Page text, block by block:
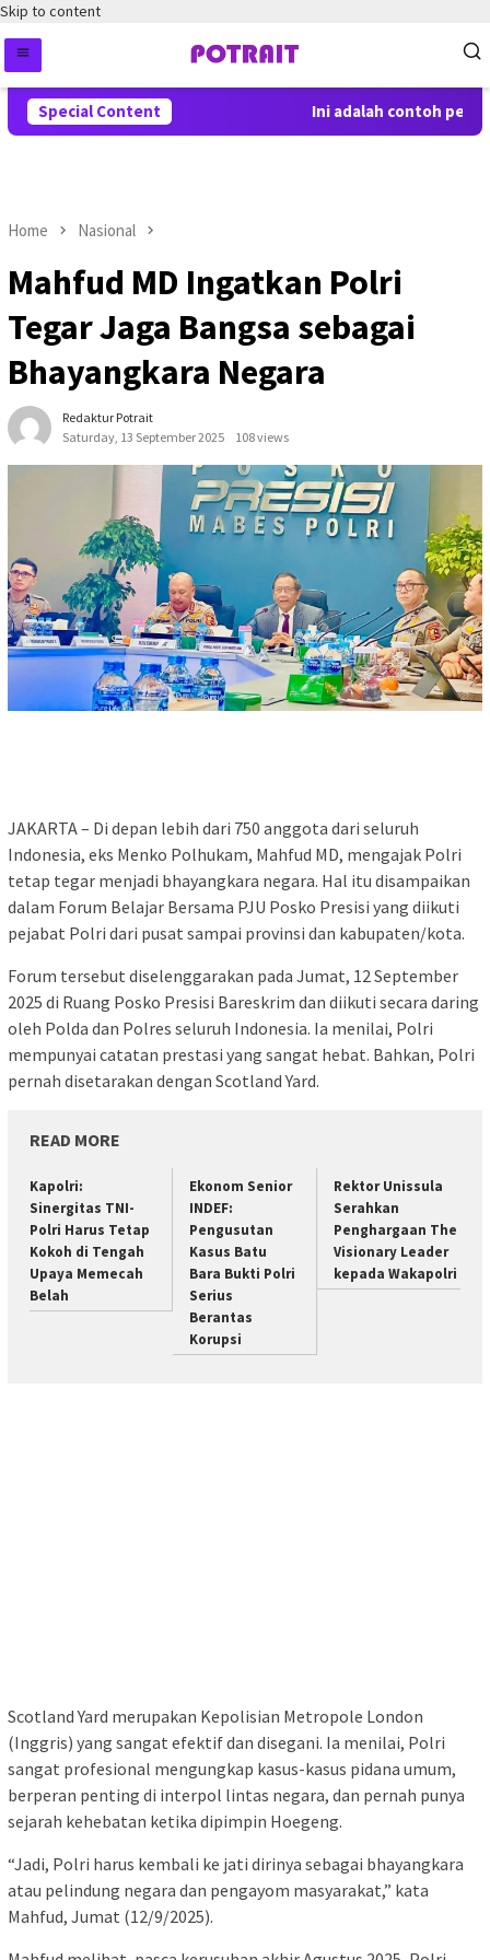
Skip to content
Special Content Ini adalah contoh
Home Nasional
Mahfud MD Ingatkan Polri
Tegar Jaga Bangsa sebagai
Bhayangkara Negara
Redaktur Potrait
Saturday, 13 September 2025
108 views
JAKARTA – Di depan lebih dari 750 anggota dari seluruh
Indonesia, eks Menko Polhukam, Mahfud MD, mengajak Polri
tetap tegar menjadi bhayangkara negara. Hal itu disampaikan
dalam Forum Belajar Bersama PJU Posko Presisi yang diikuti
pejabat Polri dari pusat sampai provinsi dan kabupaten/kota.
Forum tersebut diselenggarakan pada Jumat, 12 September
2025 di Ruang Posko Presisi Bareskrim dan diikuti secara daring
oleh Polda dan Polres seluruh Indonesia. Ia menilai, Polri
mempunyai catatan prestasi yang sangat hebat. Bahkan, Polri
pernah disetarakan dengan Scotland Yard.
READ MORE
Kapolri:
Sinergitas TNI-
Polri Harus Tetap
Kokoh di Tengah
Upaya Memecah
Belah
Ekonom Senior
INDEF:
Pengusutan
Kasus Batu
Bara Bukti Polri
Serius
Berantas
Korupsi
Rektor Unissula
Serahkan
Penghargaan The
Visionary Leader
kepada Wakapolri
Scotland Yard merupakan Kepolisian Metropole London
(Inggris) yang sangat efektif dan disegani. Ia menilai, Polri
sangat profesional mengungkap kasus-kasus pidana umum,
berperan penting di interpol lintas negara, dan pernah punya
sejarah kehebatan ketika dipimpin Hoegeng.
“Jadi, Polri harus kembali ke jati dirinya sebagai bhayangkara
atau pelindung negara dan pengayom masyarakat,” kata
Mahfud, Jumat (12/9/2025).